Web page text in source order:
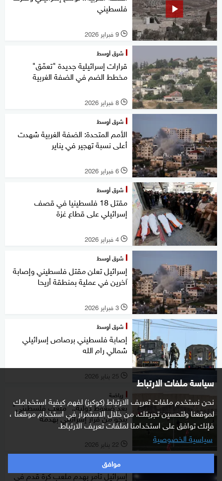
سياسة ملفات الارتباط
نحن نستخدم ملفات تعريف الارتباط (كوكيز) لفهم كيفية استخدامك
لموقعنا ولتحسين تجربتك. من خلال الاستمرار في استخدام موقعنا ،
فإنك توافق على استخدامنا لملفات تعريف الارتباط.
سياسية الخصوصية
موافق
فلسطيني
l 9 فبراير 2026
شرق أوسط
قرارات إسرائيلية جديدة "تعمّق"
مخطط الضم في الضفة الغربية
l 8 فبراير 2026
شرق أوسط
الأمم المتحدة: الضفة الغربية شهدت
أعلى نسبة تهجير في يناير
l 6 فبراير 2026
شرق أوسط
مقتل 18 فلسطينيا في قصف
إسرائيلي على قطاع غزة
l 4 فبراير 2026
شرق أوسط
إسرائيل تعلن مقتل فلسطيني وإصابة
آخرين في عملية بمنطقة أريحا
l 3 فبراير 2026
شرق أوسط
إصابة فلسطيني برصاص إسرائيلي
شمالي رام الله
l 25 يناير 2026
رياضة
بعد ضغوط دولية.. "ملعب فلسطيني"
ينجو من قرار إسرائيلي بهدمه
l 22 يناير 2026
شرق أوسط
إسرائيل تأمر بهدم ملعب كرة قدم في